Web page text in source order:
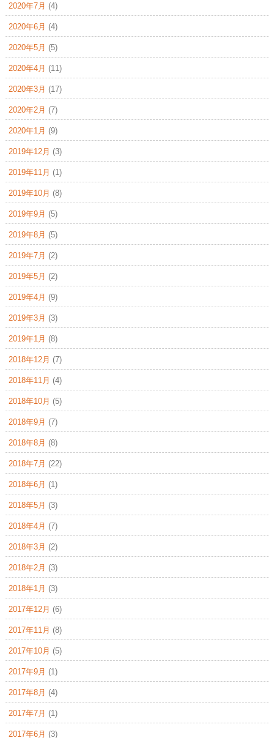
2020年7月 (4)
2020年6月 (4)
2020年5月 (5)
2020年4月 (11)
2020年3月 (17)
2020年2月 (7)
2020年1月 (9)
2019年12月 (3)
2019年11月 (1)
2019年10月 (8)
2019年9月 (5)
2019年8月 (5)
2019年7月 (2)
2019年5月 (2)
2019年4月 (9)
2019年3月 (3)
2019年1月 (8)
2018年12月 (7)
2018年11月 (4)
2018年10月 (5)
2018年9月 (7)
2018年8月 (8)
2018年7月 (22)
2018年6月 (1)
2018年5月 (3)
2018年4月 (7)
2018年3月 (2)
2018年2月 (3)
2018年1月 (3)
2017年12月 (6)
2017年11月 (8)
2017年10月 (5)
2017年9月 (1)
2017年8月 (4)
2017年7月 (1)
2017年6月 (3)